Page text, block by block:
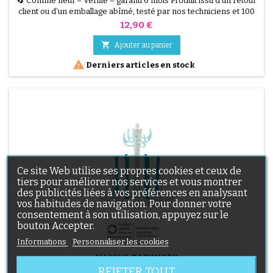
client ou d’un emballage abîmé, testé par nos techniciens et 100
% fonctionnel. Poubelle à couches Tommee Tippee Twist &amp;
Vendu sans recharges, recharges disponibles séparément.
Prix
12,90 €
 Ajouter au panier
 Derniers articles en stock
MARQUE:BABYMOOV
Ce site Web utilise ses propres cookies et ceux de
tiers pour améliorer nos services et vous montrer
des publicités liées à vos préférences en analysant
vos habitudes de navigation. Pour donner votre
consentement à son utilisation, appuyez sur le
bouton Accepter.
Informations Personnaliser les cookies